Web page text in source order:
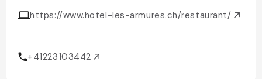
https://www.hotel-les-armures.ch/restaurant/
+41223103442